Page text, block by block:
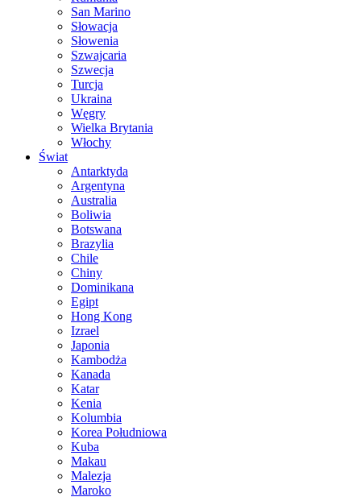
San Marino
Słowacja
Słowenia
Szwajcaria
Szwecja
Turcja
Ukraina
Węgry
Wielka Brytania
Włochy
Świat
Antarktyda
Argentyna
Australia
Boliwia
Botswana
Brazylia
Chile
Chiny
Dominikana
Egipt
Hong Kong
Izrael
Japonia
Kambodża
Kanada
Katar
Kenia
Kolumbia
Korea Południowa
Kuba
Makau
Malezja
Maroko